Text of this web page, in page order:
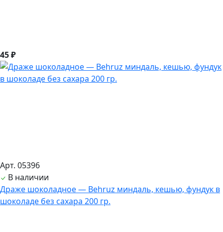
45 ₽
Арт. 05396
В наличии
Драже шоколадное — Behruz миндаль, кешью, фундук в
шоколаде без сахара 200 гр.